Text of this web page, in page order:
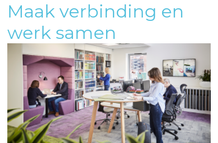
Maak verbinding en
werk samen